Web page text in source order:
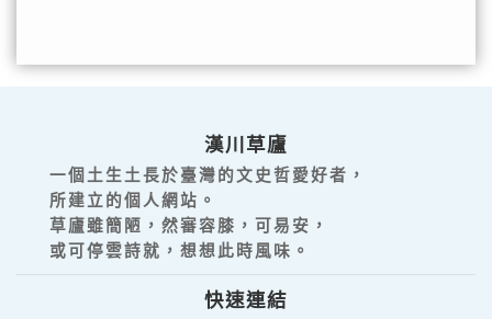
漢川草廬
一個土生土長於臺灣的文史哲愛好者，
所建立的個人網站。
草廬雖簡陋，然審容膝，可易安，
或可停雲詩就，想想此時風味。
快速連結